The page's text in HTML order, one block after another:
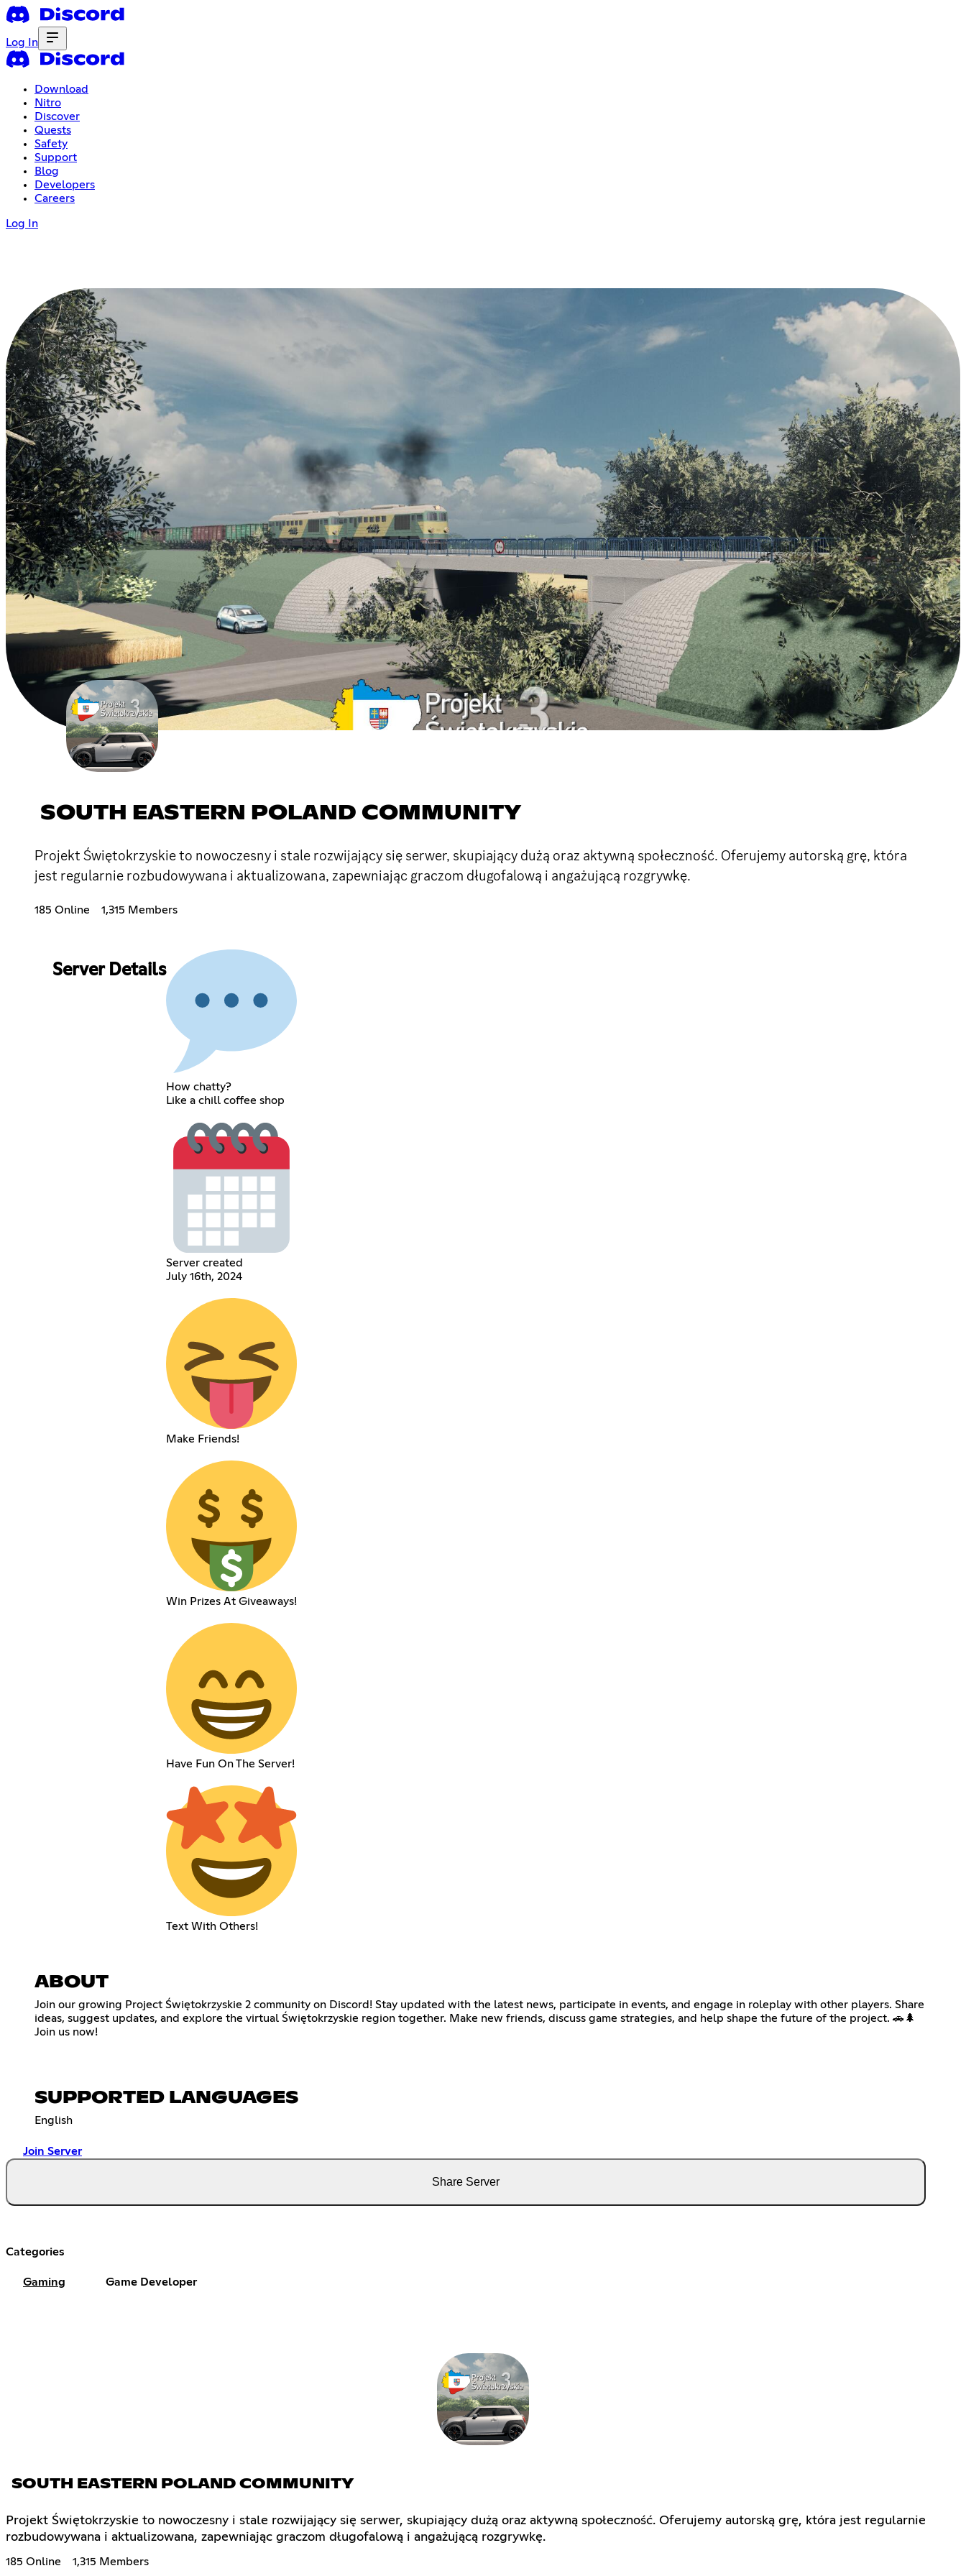
Log In
Download
Nitro
Discover
Quests
Safety
Support
Blog
Developers
Careers
Log In
SOUTH EASTERN POLAND COMMUNITY
Projekt Świętokrzyskie to nowoczesny i stale rozwijający się serwer, skupiający dużą oraz aktywną społeczność. Oferujemy autorską grę, która
jest regularnie rozbudowywana i aktualizowana, zapewniając graczom długofalową i angażującą rozgrywkę.
185 Online 1,315 Members
Server Details
How chatty?
Like a chill coffee shop
Server created
July 16th, 2024
Make Friends!
Win Prizes At Giveaways!
Have Fun On The Server!
Text With Others!
ABOUT
Join our growing Project Świętokrzyskie 2 community on Discord! Stay updated with the latest news, participate in events, and engage in roleplay with other players. Share
ideas, suggest updates, and explore the virtual Świętokrzyskie region together. Make new friends, discuss game strategies, and help shape the future of the project. 🚗🌲
Join us now!
SUPPORTED LANGUAGES
English
Join Server
Share Server
Categories
Gaming Game Developer
SOUTH EASTERN POLAND COMMUNITY
Projekt Świętokrzyskie to nowoczesny i stale rozwijający się serwer, skupiający dużą oraz aktywną społeczność. Oferujemy autorską grę, która jest regularnie
rozbudowywana i aktualizowana, zapewniając graczom długofalową i angażującą rozgrywkę.
185 Online 1,315 Members